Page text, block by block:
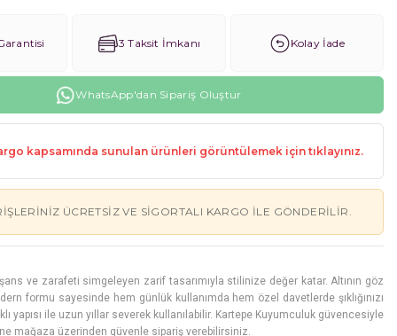
3 Taksit İmkanı Kolay İade
WhatsApp'dan Sipariş Oluştur
kapsamında sunulan ürünleri görüntülemek için tıklayınız.
ÜCRETSIZ VE SIGORTALI KARGO ILE GÖNDERILIR.
ve zarafeti simgeleyen zarif tasarımıyla stilinize değer katar. Altının göz
formu sayesinde hem günlük kullanımda hem özel davetlerde şıklığınızı
yapısı ile uzun yıllar severek kullanılabilir. Kartepe Kuyumculuk güvencesiyle
mağaza üzerinden güvenle sipariş verebilirsiniz.